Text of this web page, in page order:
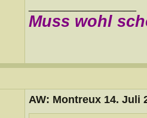
Muss wohl
AW: Montreux 14. Juli